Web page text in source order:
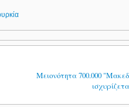
Μειονότητα 700.000